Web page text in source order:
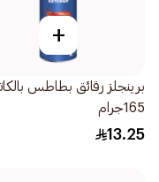
+
برينجلز رقائق بطاطس
165جرام
13.25